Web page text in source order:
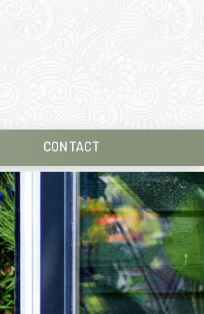
CONTACT